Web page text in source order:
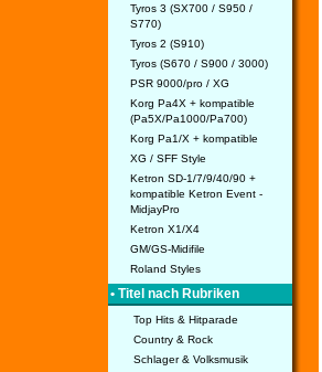
Tyros 3 (SX700 / S950 /
S770)
Tyros 2 (S910)
Tyros (S670 / S900 / 3000)
PSR 9000/pro / XG
Korg Pa4X + kompatible
(Pa5X/Pa1000/Pa700)
Korg Pa1/X + kompatible
XG / SFF Style
Ketron SD-1/7/9/40/90 +
kompatible Ketron Event -
MidjayPro
Ketron X1/X4
GM/GS-Midifile
Roland Styles
• Titel nach Rubriken
Top Hits & Hitparade
Country & Rock
Schlager & Volksmusik